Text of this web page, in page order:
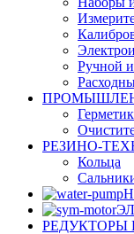
Ручной
РЕЗИНО-
Кольца
РЕДУКТОРЫ